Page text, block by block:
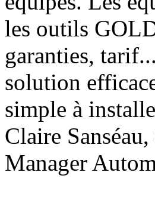
les outils
garanties,
solution
simple à
Claire
Manager